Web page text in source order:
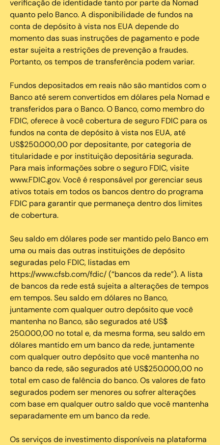
verificação de identidade tanto por parte da Nomad
quanto pelo Banco. A disponibilidade de fundos na
conta de depósito à vista nos EUA depende do
momento das suas instruções de pagamento e pode
estar sujeita a restrições de prevenção a fraudes.
Portanto, os tempos de transferência podem variar.
Fundos depositados em reais não são mantidos com o
Banco até serem convertidos em dólares pela Nomad e
transferidos para o Banco. O Banco, como membro do
FDIC, oferece à você cobertura de seguro FDIC para os
fundos na conta de depósito à vista nos EUA, até
US$250.000,00 por depositante, por categoria de
titularidade e por instituição depositária segurada.
Para mais informações sobre o seguro FDIC, visite
www.FDIC.gov. Você é responsável por gerenciar seus
ativos totais em todos os bancos dentro do programa
FDIC para garantir que permaneça dentro dos limites
de cobertura.
Seu saldo em dólares pode ser mantido pelo Banco em
uma ou mais das outras instituições de depósito
seguradas pelo FDIC, listadas em
https://www.cfsb.com/fdic/ (“bancos da rede”). A lista
de bancos da rede está sujeita a alterações de tempos
em tempos. Seu saldo em dólares no Banco,
juntamente com qualquer outro depósito que você
mantenha no Banco, são segurados até US$
250.000,00 no total e, da mesma forma, seu saldo em
dólares mantido em um banco da rede, juntamente
com qualquer outro depósito que você mantenha no
banco da rede, são segurados até US$250.000,00 no
total em caso de falência do banco. Os valores de fato
segurados podem ser menores ou sofrer alterações
com base em qualquer outro saldo que você mantenha
separadamente em um banco da rede.
Os serviços de investimento disponíveis na plataforma